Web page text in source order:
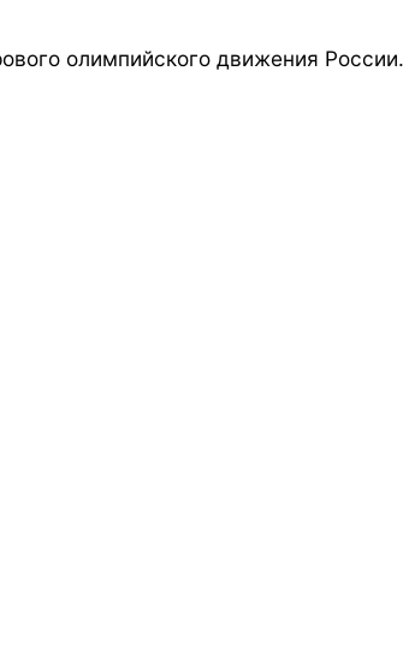
олимпийского движения России.